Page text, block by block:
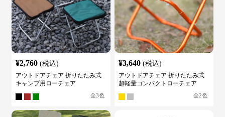
¥2,760 (税込)
アウトドアチェア 折りたたみ式
キャンプ用ローチェア
全3色
¥3,640 (税込)
アウトドアチェア 折りたたみ式
超軽量コンパクトローチェア
全2色